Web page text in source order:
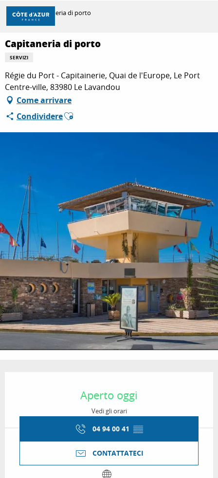
Aller
contenu
principal
SCOPRIRE
PER FARE
SOGGIORNO
Casa Capitaneria di porto
Capitaneria di porto
SERVIZI
Régie du Port - Capitainerie, Quai de l'Europe, Le Port
Centre-ville, 83980 Le Lavandou
Come arrivare
CondividereAjouter aux favoris
Aperto oggi
Vedi gli orari
04 94 00 41 ▒▒
CONTATTATECI